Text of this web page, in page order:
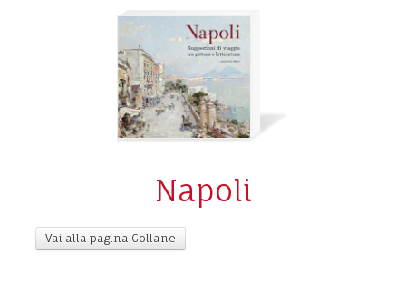
Napoli
Vai alla pagina Collane